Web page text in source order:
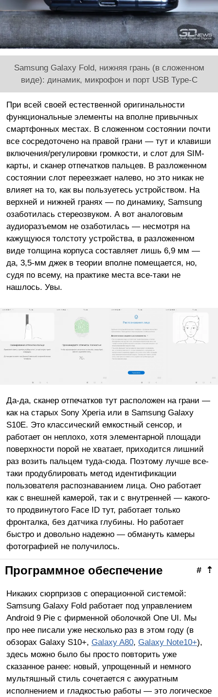
Samsung Galaxy Fold, нижняя грань (в сложенном
виде): динамик, микрофон и порт USB Type-C
При всей своей естественной оригинальности
функциональные элементы на вполне привычных
смартфонных местах. В сложенном состоянии почти
все сосредоточено на правой грани — тут и клавиши
включения/регулировки громкости, и слот для SIM-
карты, и сканер отпечатков пальцев. В разложенном
состоянии слот переезжает налево, но это никак не
влияет на то, как вы пользуетесь устройством. На
верхней и нижней гранях — по динамику, Samsung
озаботилась стереозвуком. А вот аналоговым
аудиоразъемом не озаботилась — несмотря на
кажущуюся толстоту устройства, в разложенном
виде толщина корпуса составляет лишь 6,9 мм —
да, 3,5-мм джек в теории вполне помещается, но,
судя по всему, на практике места все-таки не
нашлось. Увы.
Да-да, сканер отпечатков тут расположен на грани —
как на старых Sony Xperia или в Samsung Galaxy
S10E. Это классический емкостный сенсор, и
работает он неплохо, хотя элементарной площади
поверхности порой не хватает, приходится лишний
раз возить пальцем туда-сюда. Поэтому лучше все-
таки продублировать метод идентификации
пользователя распознаванием лица. Оно работает
как с внешней камерой, так и с внутренней — какого-
то продвинутого Face ID тут, работает только
фронталка, без датчика глубины. Но работает
быстро и довольно надежно — обмануть камеры
фотографией не получилось.
⇡
#
Программное обеспечение
Никаких сюрпризов с операционной системой:
Samsung Galaxy Fold работает под управлением
Android 9 Pie с фирменной оболочкой One UI. Мы
про нее писали уже несколько раз в этом году (в
обзорах Galaxy S10+, Galaxy A80, Galaxy Note10+),
здесь можно было бы просто повторить уже
сказанное ранее: новый, упрощенный и немного
мультяшный стиль сочетается с аккуратным
исполнением и гладкостью работы — это логическое